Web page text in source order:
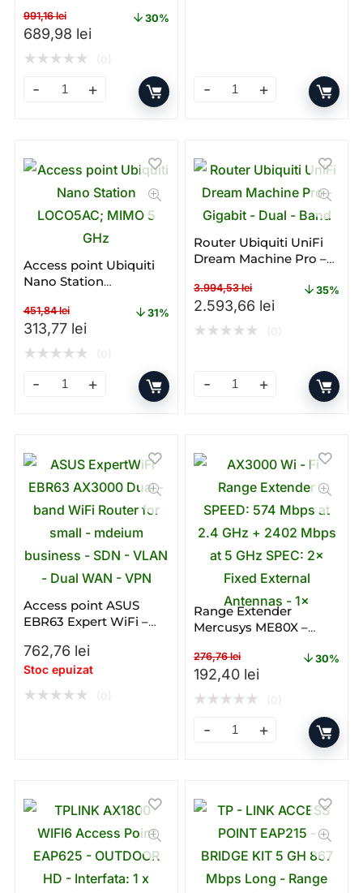
991,16lei
Prețul inițial a fost: 991,16 lei.
689,98 leiPrețul curent este: 689,98 lei.
30%
★★★★★
Access point Ubiquiti U6+ – Gigabit – PoE – Dual –
Access Point Ubiquiti U6
Access point Ubiquiti
Nano Station
451,84lei
Prețul inițial a fost: 451,84 lei.
313,77 leiPrețul curent este: 313,77 lei.
31%
★★★★★
Access point Ubiquiti Nano Station LOCO5AC; MIMO
Router Ubiquiti UniFi
Dream Machine Pro –
3.994,53lei
Prețul inițial a fost:
2.593,66 leiPrețul
35%
★★★★★
Router Ubiquiti UniFi
Access point ASUS
EBR63 Expert WiFi –
WiFi 6 – AX
762,76 lei
Stoc epuizat
★★★★★
Range Extender
Mercusys ME80X –
WI – FI
276,76lei
Prețul inițial a fost:
192,40 leiPrețul curent
30%
★★★★★
Range Extender